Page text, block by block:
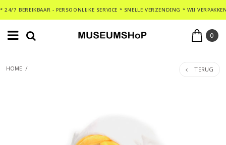
* 24/7 BEREIKBAAR - PERSOONLIJKE SERVICE * SNELLE VERZENDING * WIJ
0
HOME / TERUG